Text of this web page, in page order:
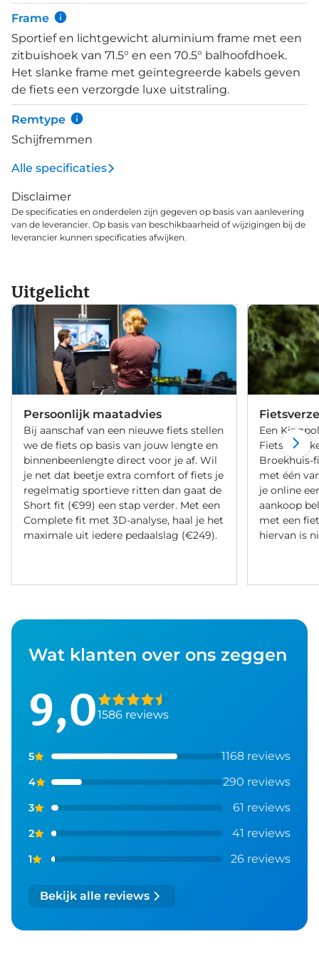
vering in het balhoofd en de verende zadelpen
worden hobbels uit het wegdek gefilterd, zodat je
geniet van een meer effen rit. Standaard is de fiets
al zeer compleet met verlichting dat werkt op de
naafdynamo, een AXA ringslot, spatborden en
achterdrager met MIK HD-systeem.
Frame
Sportief en lichtgewicht aluminium frame met een
zitbuishoek van 71.5° en een 70.5° balhoofdhoek.
Het slanke frame met geïntegreerde kabels geven
de fiets een verzorgde luxe uitstraling.
Remtype
Schijfremmen
Alle specificaties
Disclaimer
De specificaties en onderdelen zijn gegeven op basis van aanlevering
van de leverancier. Op basis van beschikbaarheid of wijzigingen bij de
leverancier kunnen specificaties afwijken.
Uitgelicht
Persoonlijk maatadvies
Bij aanschaf van een nieuwe fiets stellen
we de fiets op basis van jouw lengte en
binnenbeenlengte direct voor je af. Wil
je net dat beetje extra comfort of fiets je
regelmatig sportieve ritten dan gaat de
Short fit (€99) een stap verder. Met een
Complete fit met 3D-analyse, haal je het
maximale uit iedere pedaalslag (€249).
Een
Broekhuis-
met één
je online
aankoop
met een
hiervan is
Wat klanten over ons zeggen
9,01586 reviews
5 1168 reviews
4 290 reviews
3 61 reviews
2 41 reviews
1 26 reviews
Bekijk alle reviews